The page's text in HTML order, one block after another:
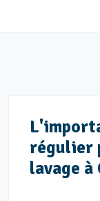
régulier
lavage à